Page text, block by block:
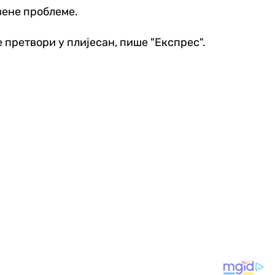
проблеме.
у плијесан, пише "Експрес".